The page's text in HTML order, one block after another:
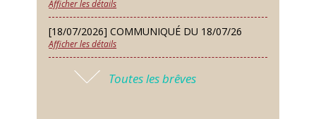
Vendredi 09 Oct
Soirée des nouveaux habitants
Lundi 12 Oct
Conseil municipal du 12 octobre
2026
Afficher les détails
[18/07/2026] COMMUNIQUÉ DU 18/07/26
Afficher les détails
[17/07/2026] 2026 – ARRÊTÉ DE SÉCHERESSE
Toutes les brêves